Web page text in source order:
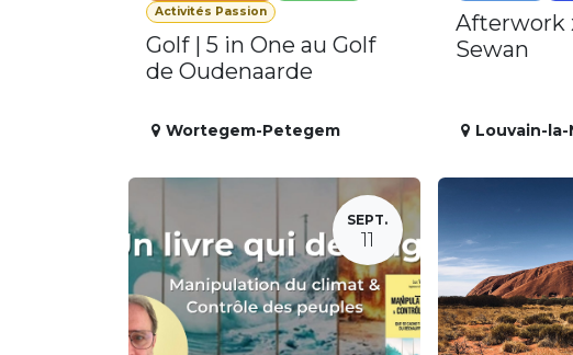
Activités Passion
Golf | 5 in One au Golf
de Oudenaarde
Wortegem-Petegem
Afterwork
Sewan
Louvain-la-
SEPT.
11